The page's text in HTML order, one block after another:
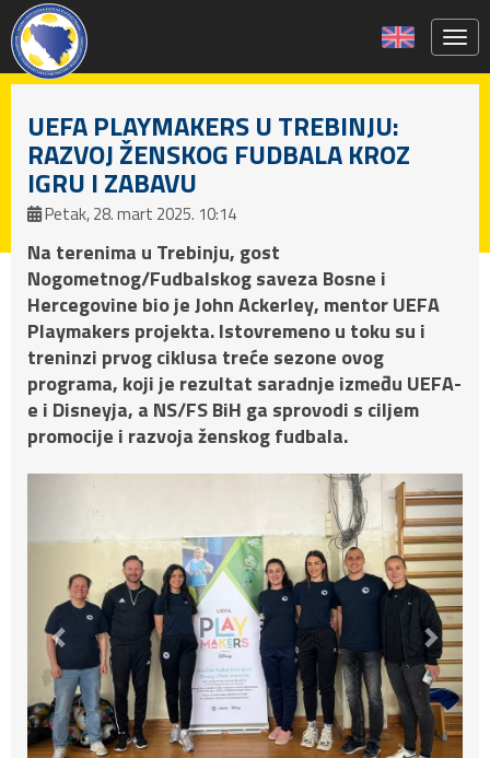
UEFA PLAYMAKERS U TREBINJU:
RAZVOJ ŽENSKOG FUDBALA KROZ
IGRU I ZABAVU
Petak, 28. mart 2025. 10:14
Na terenima u Trebinju, gost
Nogometnog/Fudbalskog saveza Bosne i
Hercegovine bio je John Ackerley, mentor UEFA
Playmakers projekta. Istovremeno u toku su i
treninzi prvog ciklusa treće sezone ovog
programa, koji je rezultat saradnje između UEFA-
e i Disneyja, a NS/FS BiH ga sprovodi s ciljem
promocije i razvoja ženskog fudbala.